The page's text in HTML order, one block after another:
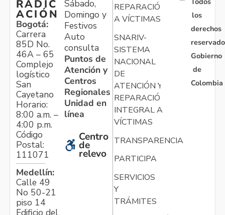
RADIC
ACIÓN
Bogotá:
Carrera
85D No.
46A – 65
Complejo
logístico
San
Cayetano
Horario:
8:00 a.m. –
4:00 p.m.
Código
Postal:
111071
Medellín:
Calle 49
No 50-21
piso 14
Edificio del
Sábado,
Domingo y
Festivos
Auto
consulta
Puntos de
Atención y
Centros
Regionales
Unidad en
línea
Centro
de
relevo
REPARACIÓN
A VÍCTIMAS
SNARIV-
SISTEMA
NACIONAL
DE
ATENCIÓN Y
REPARACIÓN
INTEGRAL A
VÍCTIMAS
TRANSPARENCIA
PARTICIPA
SERVICIOS
Y
TRÁMITES
los
derechos
Gobierno
de
Colombia